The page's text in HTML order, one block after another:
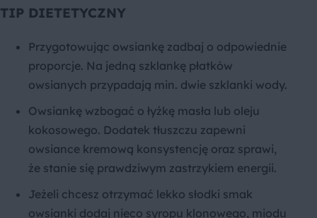
TIP DIETETYCZNY
Przygotowując owsiankę zadbaj o odpowiednie
proporcje. Na jedną szklankę płatków
owsianych przypadają min. dwie szklanki wody.
Owsiankę wzbogać o łyżkę masła lub oleju
kokosowego. Dodatek tłuszczu zapewni
owsiance kremową konsystencję oraz sprawi,
że stanie się prawdziwym zastrzykiem energii.
Jeżeli chcesz otrzymać lekko słodki smak
owsianki dodaj nieco syropu klonowego, miodu